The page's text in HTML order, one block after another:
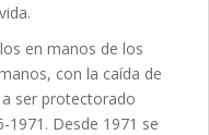
en manos de los
con la caída de
ser protectorado
Desde 1971 se